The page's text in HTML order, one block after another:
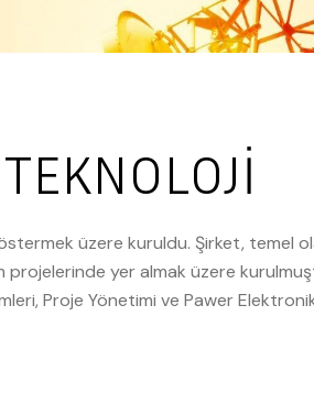
üzere kuruldu. Şirket, temel
yer almak üzere
Proje Yönetimi ve Pawer